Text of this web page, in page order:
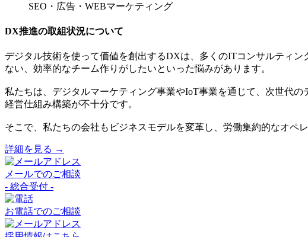
SEO・広告・WEBマーケティング
DX推進の取組状況について
デジタル技術を使って価値を創出するDXは、多くのITコンサルティ
ない、効率的なチーム作りがしたいといった悩みがあります。
私たちは、デジタルマーケティング事業やIoT事業を通じて、次世代
経営仕組み構築が不十分です。
そこで、私たちの会社もビジネスモデルを変革し、労働集約的なオペ
詳細を見る →
メールでのご相談
- 総合受付 -
お電話でのご相談